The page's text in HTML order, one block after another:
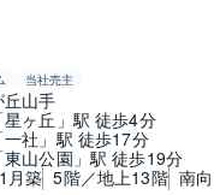
当社売主
山手
ヶ丘」駅 徒歩4分
社」駅 徒歩17分
山公園」駅 徒歩19分
月築 5階／地上13階 南